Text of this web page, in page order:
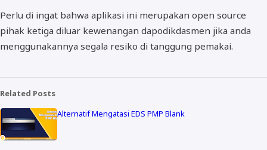
Perlu di ingat bahwa aplikasi ini merupakan open source
pihak ketiga diluar kewenangan dapodikdasmen jika anda
menggunakannya segala resiko di tanggung pemakai.
Related Posts
Alternatif Mengatasi EDS PMP Blank